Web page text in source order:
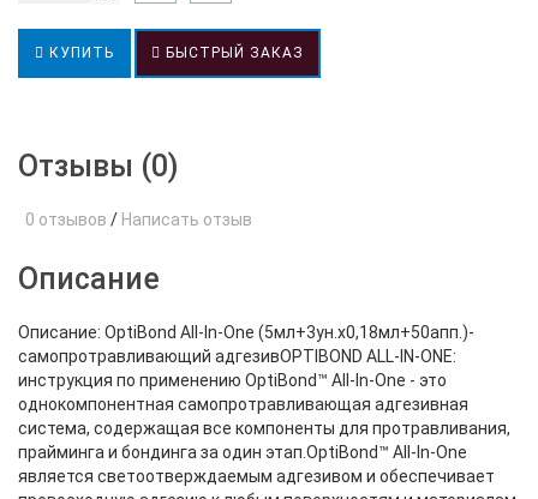
КУПИТЬ БЫСТРЫЙ ЗАКАЗ
Отзывы (0)
0 отзывов / Написать отзыв
Описание
Описание: OptiBond All-In-One (5мл+3ун.х0,18мл+50апп.)-
самопротравливающий адгезивOPTIBOND ALL-IN-ONE:
инструкция по применению OptiBond™ All-In-One - это
однокомпонентная самопротравливающая адгезивная
система, содержащая все компоненты для протравливания,
прайминга и бондинга за один этап.OptiBond™ All-In-One
является светоотверждаемым адгезивом и обеспечивает